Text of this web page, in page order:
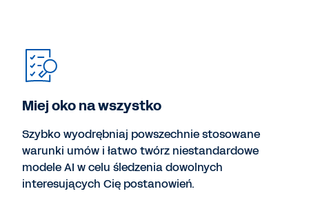
Miej oko na wszystko
Szybko wyodrębniaj powszechnie stosowane
warunki umów i łatwo twórz niestandardowe
modele AI w celu śledzenia dowolnych
interesujących Cię postanowień.